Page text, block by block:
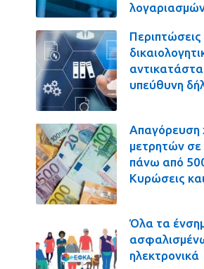
υπεύθυνη
Απαγόρευση
μετρητών
πάνω από
Κυρώσεις
Όλα τα
ηλεκτρονικά